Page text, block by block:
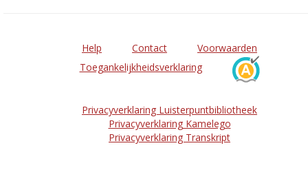
Help Contact
Voorwaarden
Toegankelijkheidsverklaring
Privacyverklaring Luisterpuntbibliotheek
Privacyverklaring Kamelego
Privacyverklaring Transkript